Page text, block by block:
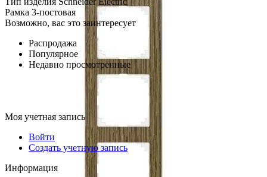
Рамка 3-постовая
Возможно, вас это заинтересует
Распродажа
Популярное
Недавно просмотренные
Моя учетная запись
Войти
Создать учетную запись
Информация